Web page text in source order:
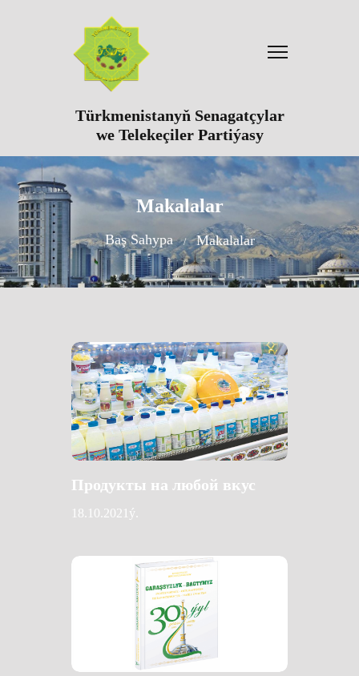
Türkmenistanyň Senagatçylar
we Telekeçiler Partiýasy
Makalalar
Baş Sahypa Makalalar
Продукты на любой вкус
18.10.2021ý.